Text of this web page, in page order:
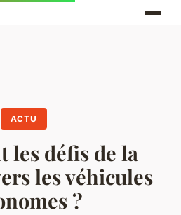
ACTU
les défis de la
les véhicules
?